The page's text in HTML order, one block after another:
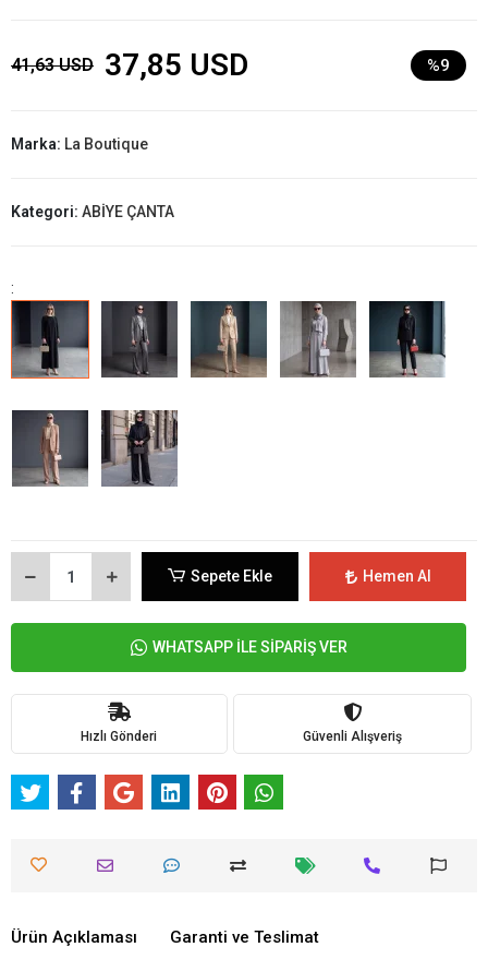
41,63 USD 37,85 USD %9
Marka: La Boutique
Kategori: ABİYE ÇANTA
:
Sepete Ekle Hemen Al
WHATSAPP İLE SİPARİŞ VER
Hızlı Gönderi Güvenli Alışveriş
Ürün Açıklaması Garanti ve Teslimat